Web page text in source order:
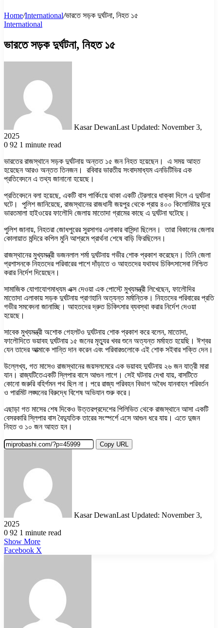
Home/International/ভারতে সড়ক দুর্ঘটনা, নিহত ১৫
International
ভারতে সড়ক দুর্ঘটনা, নিহত ১৫
Kasar DewanLast Updated: November 3,
2025
0 92 1 minute read
ভারতের রাজস্থানে সড়ক দুর্ঘটনায় অন্তত ১৫ জন নিহত হয়েছেন। এ সময় আহত
হয়েছেন আরও অন্তত তিনজন। রবিবার ভারতীয় সংবাদমাধ্যম এনডিটিভির এক
প্রতিবেদনে এ তথ্য জানানো হয়েছে।
প্রতিবেদনে বলা হয়েছে, একটি বাস পার্কিংয়ে থাকা একটি ট্রেলারে ধাক্কা দিলে এ দুর্ঘটনা
ঘটে। পুলিশ জানিয়েছে, রাজস্থানের রাজধানী জয়পুর থেকে প্রায় ৪০০ কিলোমিটার দূরে
ভারতমালা হাইওয়ের ফালৌদি জেলায় মাতোদা গ্রামের কাছে এ দুর্ঘটনা ঘটেছে।
পুলিশ জানায়, নিহতরা জোধপুরের সুরসাগর এলাকার বাসিন্দা ছিলেন। তারা বিকানের জেলার
কোলায়াত মন্দিরে কপিল মুনি আশ্রমে প্রার্থনা শেষে বাড়ি ফিরছিলেন।
রাজস্থানের মুখ্যমন্ত্রী ভজনলাল শর্মা দুর্ঘটনায় গভীর শোক প্রকাশ করেছেন। তিনি জেলা
প্রশাসনকে নিহতদের পরিবারের পাশে দাঁড়াতে ও আহতদের যথাযথ চিকিৎসাসেবা নিশ্চিত
করার নির্দেশ দিয়েছেন।
সামাজিক যোগাযোগমাধ্যম এক্স দেওয়া এক পোস্টে মুখ্যমন্ত্রী লিখেছেন, ফালৌদির
মাতোদা এলাকায় সড়ক দুর্ঘটনায় প্রাণহানি অত্যন্ত মর্মান্তিক। নিহতদের পরিবারের প্রতি
গভীর সমবেদনা জানাচ্ছি। আহতদের দ্রুত চিকিৎসার ব্যবস্থা করার নির্দেশ দেওয়া
হয়েছে।
সাবেক মুখ্যমন্ত্রী অশোক গেহলটও দুর্ঘটনায় শোক প্রকাশ করে বলেন, মাতোদা,
ফালৌদিতে ভয়াবহ দুর্ঘটনায় ১৫ জনের মৃত্যুর খবর শুনে অত্যন্ত মর্মাহত হয়েছি। ঈশ্বর
যেন তাদের আত্মাকে শান্তি দান করেন এবং পরিবারগুলোকে এই শোক সইবার শক্তি দেন।
উল্লেখ্য, গত মাসেও রাজস্থানের জয়সলমেরে এক ভয়াবহ দুর্ঘটনায় ২৬ জন যাত্রী মারা
যান। রাজ্যটিতেএকটি স্লিপার বাসে আগুন লাগে। সেই ঘটনায় দেখা যায়, বাসটিতে
কোনো জরুরি বহির্গমন পথ ছিল না। পরে রাজ্য পরিবহন বিভাগ অবৈধ যানবাহন পরিবর্তন
ও পারমিট লঙ্ঘনের বিরুদ্ধে বিশেষ অভিযান শুরু করে।
এছাড়া গত মাসের শেষ দিকেও উত্তরপ্রদেশের পিলিভিত থেকে রাজস্থানে আসা একটি
বেসরকারি স্লিপার বাস বৈদ্যুতিক তারের সংস্পর্শে এসে আগুন ধরে যায়। এতে দুজন
নিহত ও ১০ জন আহত হন।
Copy URL
Kasar DewanLast Updated: November 3,
2025
0 92 1 minute read
Show More
Facebook X